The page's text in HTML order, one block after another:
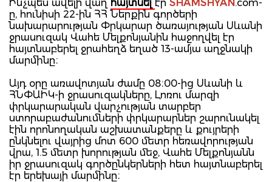
Ինչպես ավելի վաղ հայտնել էր SHAMSHYAN.com-
ը, հունիսի 22-ին ՀՀ Ներքին գործերի
նախարարության Փրկարար ծառայության Սևանի
ջրասուզակ Վահե Մելքոնյանին հաջողվել էր
հայտնաբերել ջրահեղձ եղած 13-ամյա աղջնակի
մարմինը։
Այդ օրը առավոտյան ժամը 08։00-ից Սևանի և
ՀՆՓԱԻԿ-ի ջրասուզակները, Լոռու մարզի
փրկարարական վարչության տարբեր
ստորաբաժանումների փրկարարներ շարունակել
էին որոնողական աշխատանքերը և քույրերի
ընկնելու վայրից մոտ 600 մետր հեռավորության
վրա, 1.5 մետր խորության մեջ, Վահե Մելքոնյանն
իր ջրասուզակ գործընկերների հետ հայտնաբերել
էր երեխայի մարմինը։